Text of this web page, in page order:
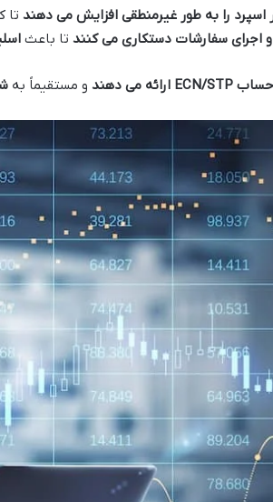
را به طور غیرمنطقی افزایش می دهند تا
اجرای سفارشات دستکاری می کنند تا باعث
حساب ECN/STP ارائه می دهند و مستقیماً به